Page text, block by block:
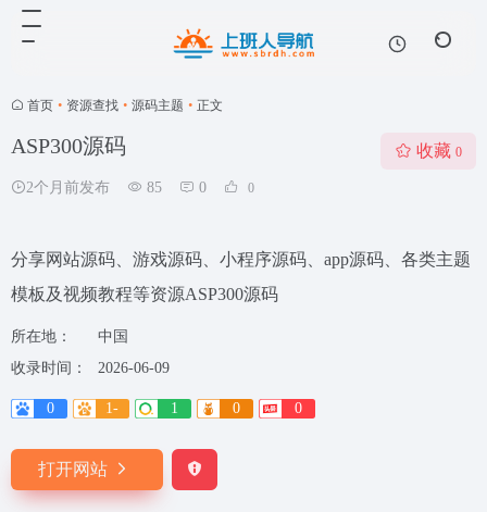
首页 • 资源查找 • 源码主题 • 正文
ASP300源码
2个月前发布 85 0 0
收藏 0
分享网站源码、游戏源码、小程序源码、app源码、各类主题
模板及视频教程等资源ASP300源码
所在地：
中国
收录时间：
2026-06-09
0 1- 1 0 0
打开网站